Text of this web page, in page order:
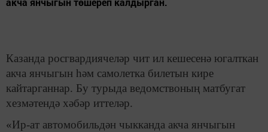
Казанда росгвардиячеләр чит ил кешесенә югалткан
акча янчыгын һәм самолетка билетын кире
кайтарганнар. Бу турыда ведомствоның матбугат
хезмәтендә хәбәр иттеләр.
«Ир-ат автомобильдән чыкканда акча янчыгын